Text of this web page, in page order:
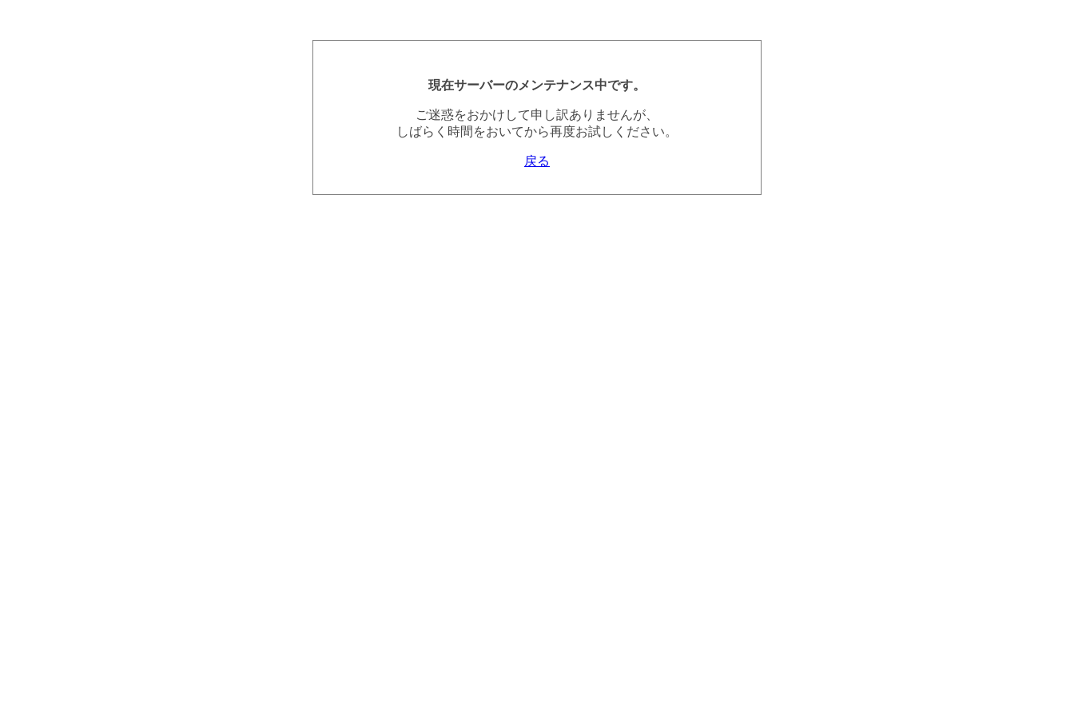
現在サーバーのメンテナンス中です。
ご迷惑をおかけして申し訳ありませんが、
しばらく時間をおいてから再度お試しください。
戻る